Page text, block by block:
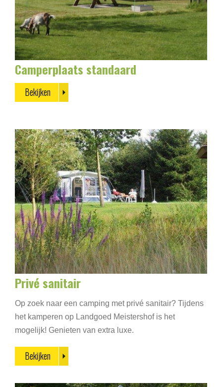
Camperplaats standaard
Bekijken
Privé sanitair
Op zoek naar een camping met privé sanitair? Tijdens
het kamperen op Landgoed Meistershof is het
mogelijk! Genieten van extra luxe.
Bekijken